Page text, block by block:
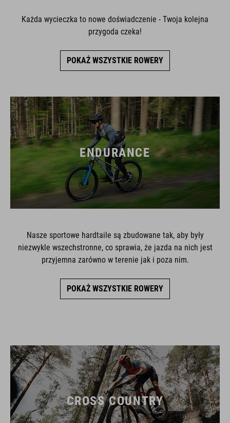
Każda wycieczka to nowe doświadczenie - Twoja kolejna
przygoda czeka!
POKAŻ WSZYSTKIE ROWERY
ENDURANCE
Nasze sportowe hardtaile są zbudowane tak, aby były
niezwykle wszechstronne, co sprawia, że jazda na nich jest
przyjemna zarówno w terenie jak i poza nim.
POKAŻ WSZYSTKIE ROWERY
CROSS COUNTRY